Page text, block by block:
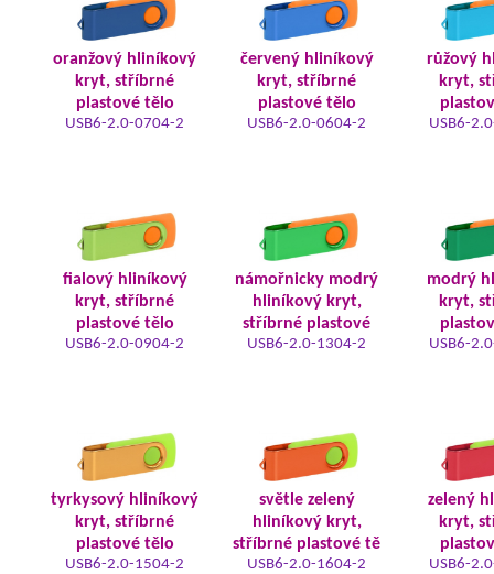
oranžový hliníkový
kryt, stříbrné
plastové tělo
USB6-2.0-0704-2
červený hliníkový
kryt, stříbrné
plastové tělo
USB6-2.0-0604-2
růžový
kryt,
USB6-
fialový hliníkový
kryt, stříbrné
plastové tělo
USB6-2.0-0904-2
námořnicky modrý
hliníkový kryt,
stříbrné plastové
USB6-2.0-1304-2
modrý
kryt,
USB6-
tyrkysový hliníkový
kryt, stříbrné
plastové tělo
USB6-2.0-1504-2
světle zelený
hliníkový kryt,
stříbrné plastové tě
USB6-2.0-1604-2
zelený
kryt,
USB6-